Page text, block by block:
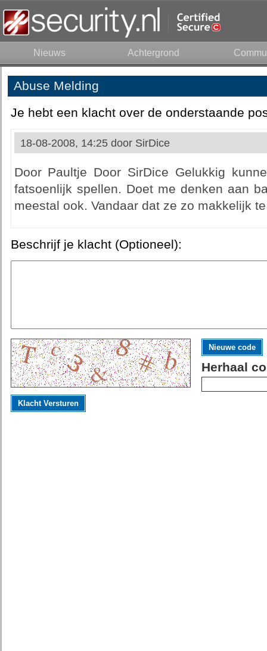
Nieuws Achtergrond
Abuse Melding
Je hebt een klacht over de onderstaande
18-08-2008, 14:25 door SirDice
Door Paultje Door SirDice Gelukkig
fatsoenlijk spellen. Doet me denken aan
meestal ook. Vandaar dat ze zo makkelijk
Beschrijf je klacht (Optioneel):
Nieuwe code
Herhaal
Klacht Versturen